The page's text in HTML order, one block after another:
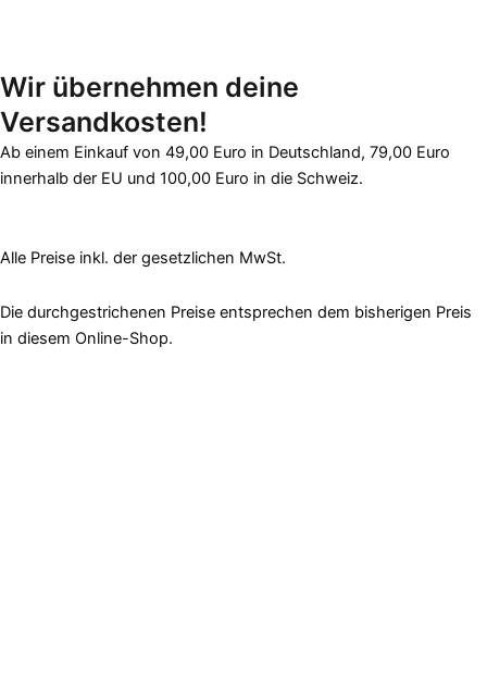
Wir übernehmen deine
Versandkosten!
Ab einem Einkauf von 49,00 Euro in Deutschland, 79,00 Euro
innerhalb der EU und 100,00 Euro in die Schweiz.
Alle Preise inkl. der gesetzlichen MwSt.
Die durchgestrichenen Preise entsprechen dem bisherigen Preis
in diesem Online-Shop.